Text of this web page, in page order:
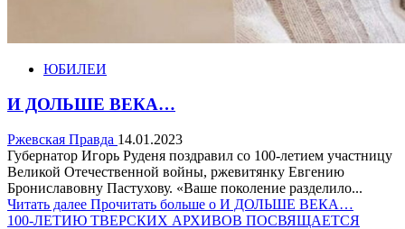
ЮБИЛЕИ
И ДОЛЬШЕ ВЕКА…
Ржевская Правда 14.01.2023
Губернатор Игорь Руденя поздравил со 100-летием участницу
Великой Отечественной войны, ржевитянку Евгению
Брониславовну Пастухову. «Ваше поколение разделило...
Читать далее Прочитать больше о И ДОЛЬШЕ ВЕКА…
100-ЛЕТИЮ ТВЕРСКИХ АРХИВОВ ПОСВЯЩАЕТСЯ